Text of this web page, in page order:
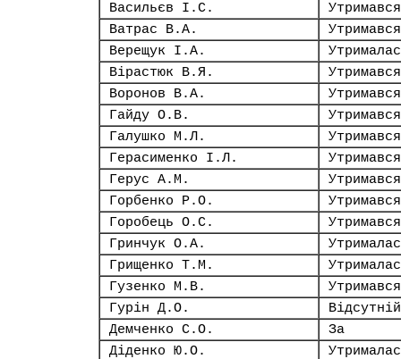
Васильєв І.С.
Утримався
Ватрас В.А.
Утримався
Верещук І.А.
Вірастюк В.Я.
Утримався
Воронов В.А.
Утримався
Гайду О.В.
Утримався
Галушко М.Л.
Утримався
Герасименко І.Л.
Утримався
Герус А.М.
Утримався
Горбенко Р.О.
Утримався
Горобець О.С.
Утримався
Гринчук О.А.
Грищенко Т.М.
Гузенко М.В.
Утримався
Гурін Д.О.
Відсутній
Демченко С.О.
За
Діденко Ю.О.